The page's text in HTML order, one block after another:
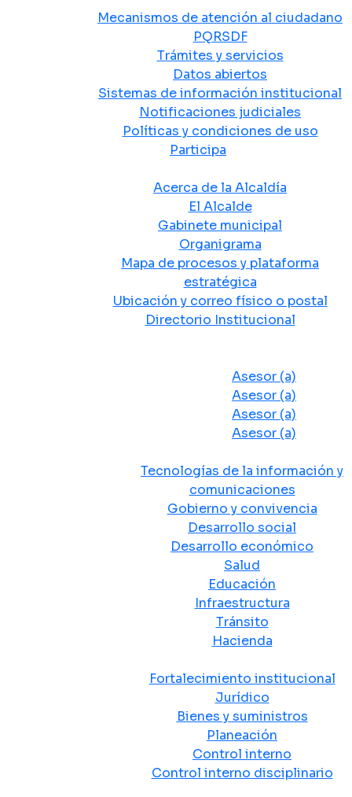
Mecanismos de atención al ciudadano
PQRSDF
Trámites y servicios
Datos abiertos
Sistemas de información institucional
Notificaciones judiciales
Políticas y condiciones de uso
Participa
Acerca de la Alcaldía
El Alcalde
Gabinete municipal
Organigrama
Mapa de procesos y plataforma
estratégica
Ubicación y correo físico o postal
Directorio Institucional
Asesor (a)
Asesor (a)
Asesor (a)
Asesor (a)
Tecnologías de la información y
comunicaciones
Gobierno y convivencia
Desarrollo social
Desarrollo económico
Salud
Educación
Infraestructura
Tránsito
Hacienda
Fortalecimiento institucional
Jurídico
Bienes y suministros
Planeación
Control interno
Control interno disciplinario